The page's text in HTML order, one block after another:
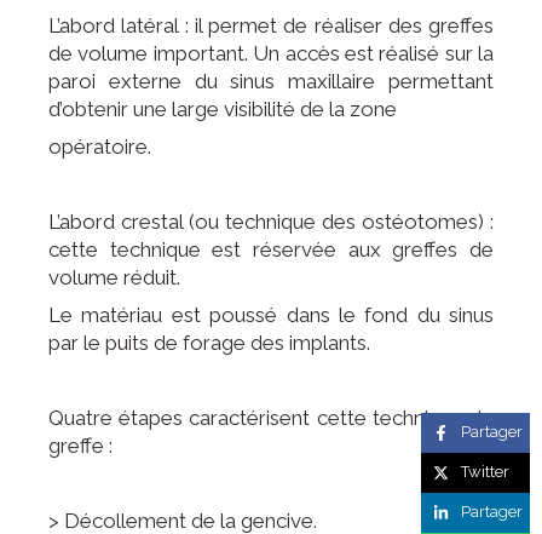
L’abord latéral : il permet de réaliser des greffes
de volume important. Un accès est réalisé sur la
paroi externe du sinus maxillaire permettant
d’obtenir une large visibilité de la zone
opératoire.
L’abord crestal (ou technique des ostéotomes) :
cette technique est réservée aux greffes de
volume réduit.
Le matériau est poussé dans le fond du sinus
par le puits de forage des implants.
Quatre étapes caractérisent cette technique de
greffe :
> Décollement de la gencive.
Partager
Twitter
Partager